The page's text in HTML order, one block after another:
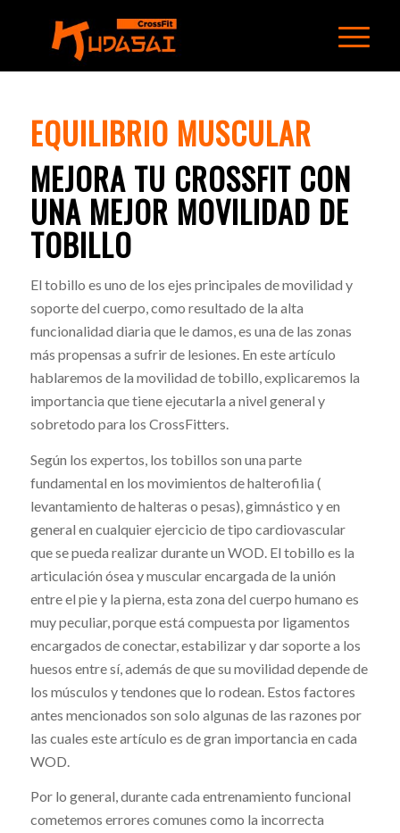
EQUILIBRIO MUSCULAR
MEJORA TU CROSSFIT CON
UNA MEJOR MOVILIDAD DE
TOBILLO
El tobillo es uno de los ejes principales de movilidad y
soporte del cuerpo, como resultado de la alta
funcionalidad diaria que le damos, es una de las zonas
más propensas a ​sufrir de lesiones​. En este artículo
hablaremos de la movilidad de tobillo, explicaremos la
importancia que tiene ejecutarla a nivel general y
sobretodo para los ​CrossFitters.
Según los expertos, los tobillos son una parte
fundamental en los movimientos de halterofilia​ ​(​
levantamiento de halteras o pesas), gimnástico y en
general en cualquier ejercicio de tipo ​cardiovascular ​
que se pueda realizar durante un ​WOD​. El tobillo ​es la
articulación ósea y muscular encargada de la unión
entre el pie y la pierna, esta zona del cuerpo humano es
muy peculiar, porque está compuesta por ligamentos
encargados de conectar, estabilizar y dar soporte a los
huesos entre sí, además de que su movilidad depende de
los músculos y tendones que lo rodean. Estos factores
antes mencionados son solo algunas de las razones por
las cuales este artículo es de gran importancia en cada ​
WOD​.
Por lo general, durante cada entrenamiento funcional
cometemos errores comunes como la incorrecta